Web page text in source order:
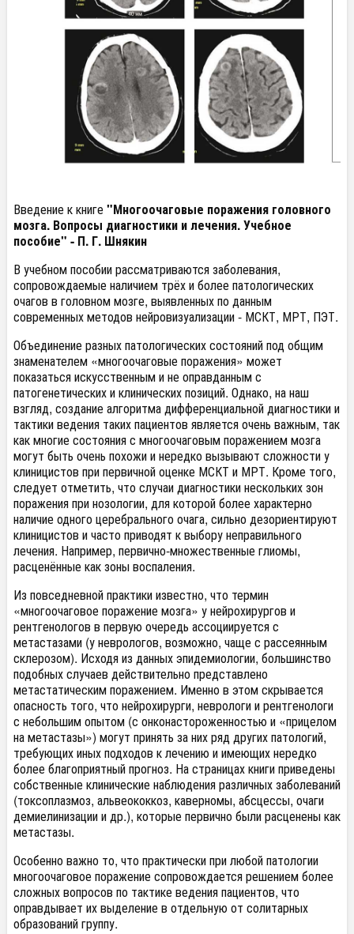
Введение к книге"Многоочаговые поражения головного
мозга. Вопросы диагностики и лечения. Учебное
пособие" - П. Г. Шнякин
В учебном пособии рассматриваются заболевания,
сопровождаемые наличием трёх и более патологических
очагов в головном мозге, выявленных по данным
современных методов нейровизуализации - МСКТ, МРТ, ПЭТ.
Объединение разных патологических состояний под общим
знаменателем «многоочаговые поражения» может
показаться искусственным и не оправданным с
патогенетических и клинических позиций. Однако, на наш
взгляд, создание алгоритма дифференциальной диагностики и
тактики ведения таких пациентов является очень важным, так
как многие состояния с многоочаговым поражением мозга
могут быть очень похожи и нередко вызывают сложности у
клиницистов при первичной оценке МСКТ и МРТ. Кроме того,
следует отметить, что случаи диагностики нескольких зон
поражения при нозологии, для которой более характерно
наличие одного церебрального очага, сильно дезориентируют
клиницистов и часто приводят к выбору неправильного
лечения. Например, первично-множественные глиомы,
расценённые как зоны воспаления.
Из повседневной практики известно, что термин
«многоочаговое поражение мозга» у нейрохирургов и
рентгенологов в первую очередь ассоциируется с
метастазами (у неврологов, возможно, чаще с рассеянным
склерозом). Исходя из данных эпидемиологии, большинство
подобных случаев действительно представлено
метастатическим поражением. Именно в этом скрывается
опасность того, что нейрохирурги, неврологи и рентгенологи
с небольшим опытом (с онконастороженностью и «прицелом
на метастазы») могут принять за них ряд других патологий,
требующих иных подходов к лечению и имеющих нередко
более благоприятный прогноз. На страницах книги приведены
собственные клинические наблюдения различных заболеваний
(токсоплазмоз, альвеококкоз, каверномы, абсцессы, очаги
демиелинизации и др.), которые первично были расценены как
метастазы.
Особенно важно то, что практически при любой патологии
многоочаговое поражение сопровождается решением более
сложных вопросов по тактике ведения пациентов, что
оправдывает их выделение в отдельную от солитарных
образований группу.